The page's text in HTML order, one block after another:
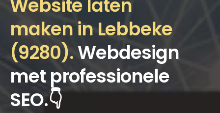
Website laten
maken in Lebbeke
(9280).Webdesign
met professionele
SEO.👇